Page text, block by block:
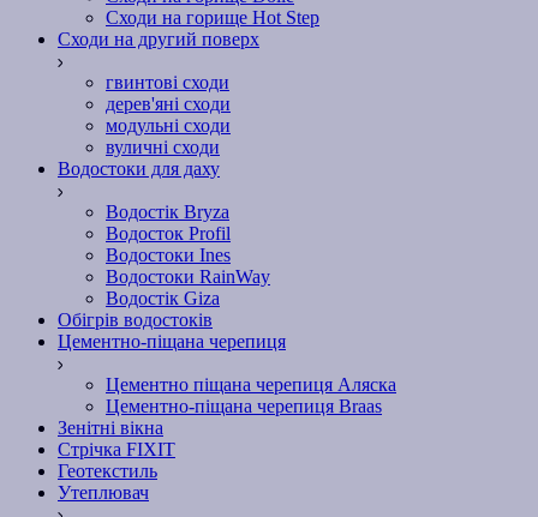
Сходи на горище Hot Step
Сходи на другий поверх
гвинтові сходи
дерев'яні сходи
модульні сходи
вуличні сходи
Водостоки для даху
Водостік Bryza
Водосток Profil
Водостоки Ines
Водостоки RainWay
Водостік Giza
Обігрів водостоків
Цементно-піщана черепиця
Цементно піщана черепиця Аляска
Цементно-піщана черепиця Braas
Зенітні вікна
Стрічка FIXIT
Геотекстиль
Утеплювач